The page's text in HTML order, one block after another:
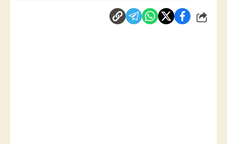
شارك